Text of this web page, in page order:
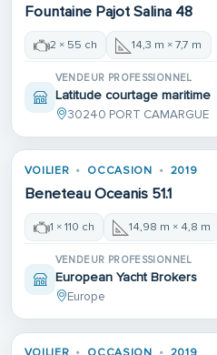
Fountaine Pajot Salina 48
2 × 55 ch 14,3 m × 7,7 m
VENDEUR PROFESSIONNEL
Latitude courtage maritime
30240 PORT CAMARGUE
VOILIER OCCASION 2019
Beneteau Oceanis 51.1
1 × 110 ch 14,98 m × 4,8 m
VENDEUR PROFESSIONNEL
European Yacht Brokers
Europe